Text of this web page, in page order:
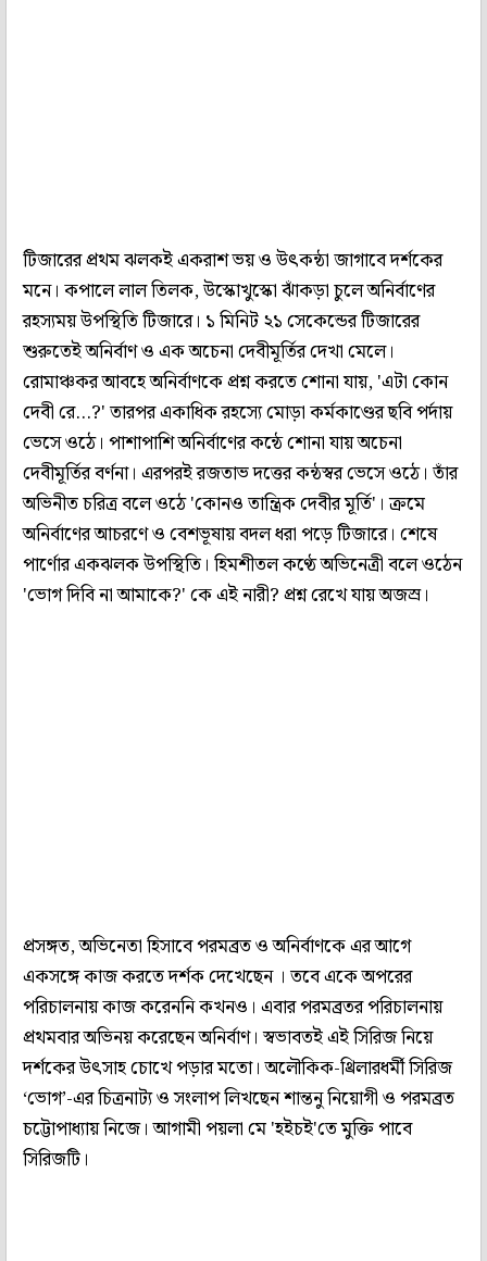
টিজারের প্রথম ঝলকই একরাশ ভয় ও উৎকন্ঠা জাগাবে দর্শকের
মনে। কপালে লাল তিলক, উস্কোখুস্কো ঝাঁকড়া চুলে অনির্বাণের
রহস্যময় উপস্থিতি টিজারে। ১ মিনিট ২১ সেকেন্ডের টিজারের
শুরুতেই অনির্বাণ ও এক অচেনা দেবীমূর্তির দেখা মেলে।
রোমাঞ্চকর আবহে অনির্বাণকে প্রশ্ন করতে শোনা যায়, 'এটা কোন
দেবী রে…?' তারপর একাধিক রহস্যে মোড়া কর্মকাণ্ডের ছবি পর্দায়
ভেসে ওঠে। পাশাপাশি অনির্বাণের কন্ঠে শোনা যায় অচেনা
দেবীমূর্তির বর্ণনা। এরপরই রজতাভ দত্তের কন্ঠস্বর ভেসে ওঠে। তাঁর
অভিনীত চরিত্র বলে ওঠে 'কোনও তান্ত্রিক দেবীর মূর্তি'। ক্রমে
অনির্বাণের আচরণে ও বেশভূষায় বদল ধরা পড়ে টিজারে। শেষে
পার্ণোর একঝলক উপস্থিতি। হিমশীতল কণ্ঠে অভিনেত্রী বলে ওঠেন
'ভোগ দিবি না আমাকে?' কে এই নারী? প্রশ্ন রেখে যায় অজস্র।
প্রসঙ্গত, অভিনেতা হিসাবে পরমব্রত ও অনির্বাণকে এর আগে
একসঙ্গে কাজ করতে দর্শক দেখেছেন । তবে একে অপরের
পরিচালনায় কাজ করেননি কখনও। এবার পরমব্রতর পরিচালনায়
প্রথমবার অভিনয় করেছেন অনির্বাণ। স্বভাবতই এই সিরিজ নিয়ে
দর্শকের উৎসাহ চোখে পড়ার মতো। অলৌকিক-থ্রিলারধর্মী সিরিজ
‘ভোগ’-এর চিত্রনাট্য ও সংলাপ লিখছেন শান্তনু নিয়োগী ও পরমব্রত
চট্টোপাধ্যায় নিজে। আগামী পয়লা মে 'হইচই'তে মুক্তি পাবে
সিরিজটি।